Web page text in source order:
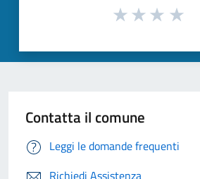
Contatta il comune
Leggi le domande frequenti